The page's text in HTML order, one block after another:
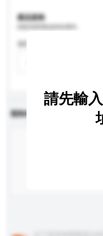
產品規格
查詢內容
請先輸